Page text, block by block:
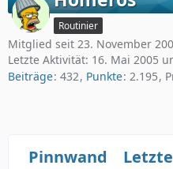
Routinier
Mitglied seit 23. November
Letzte Aktivität: 16. Mai 2005
Beiträge 432 Punkte 2.195
Pinnwand